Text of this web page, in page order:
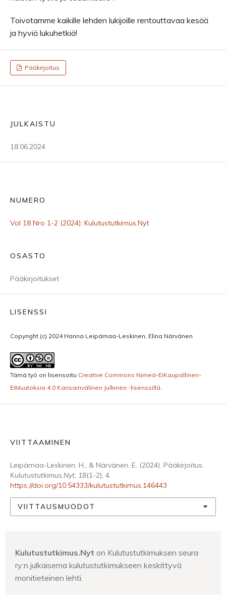
Toivotamme kaikille lehden lukijoille rentouttavaa kesää
ja hyviä lukuhetkiä!
Pääkirjoitus
JULKAISTU
18.06.2024
NUMERO
Vol 18 Nro 1-2 (2024): Kulutustutkimus.Nyt
OSASTO
Pääkirjoitukset
LISENSSI
Copyright (c) 2024 Hanna Leipämaa-Leskinen, Elina Närvänen
Tämä työ on lisensoitu Creative Commons Nimeä-EiKaupallinen-
EiMuutoksia 4.0 Kansainvälinen Julkinen -lisenssillä
VIITTAAMINEN
Leipämaa-Leskinen, H., & Närvänen, E. (2024). Pääkirjoitus.
Kulutustutkimus.Nyt, 18(1-2), 4.
https://doi.org/10.54333/kulutustutkimus.146443
VIITTAUSMUODOT
Kulutustutkimus.Nyt on Kulutustutkimuksen seura
ry:n julkaisema kulutustutkimukseen keskittyvä
monitieteinen lehti.